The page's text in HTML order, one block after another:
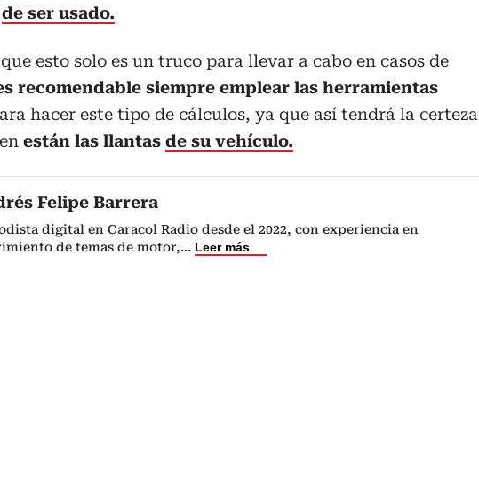
de ser usado.
esto solo es un truco para llevar a cabo en casos de
recomendable siempre emplear las herramientas
hacer este tipo de cálculos, ya que así tendrá la certeza
están las llantas de su vehículo.
Felipe Barrera
digital en Caracol Radio desde el 2022, con experiencia en
de temas de motor,... Leer más